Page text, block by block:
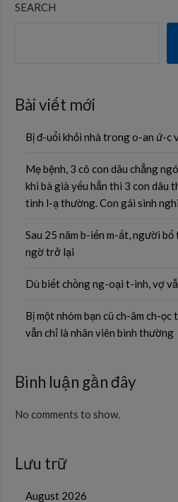
SEARCH
Bài viết mới
Bị đ-uổi khỏi nhà trong o-an ứ-c
Mẹ bệnh, 3 cô con dâu chẳng
khi bà già yếu hẳn thì 3 con dâu
tình l-ạ thường. Con gái sinh
Sau 25 năm b-iến m-ất, người
ngờ trở lại
Dù biết chồng ng-oại t-ình, vợ
Bị một nhóm bạn cũ ch-âm ch-
vẫn chỉ là nhân viên bình thường
Bình luận gần đây
No comments to show.
Lưu trữ
August 2026